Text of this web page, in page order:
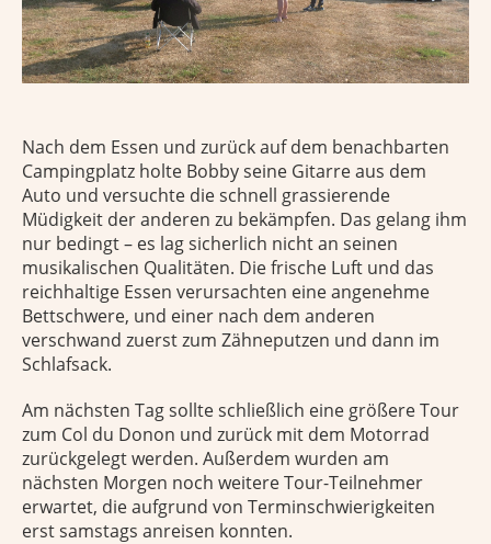
Nach dem Essen und zurück auf dem benachbarten
Campingplatz holte Bobby seine Gitarre aus dem
Auto und versuchte die schnell grassierende
Müdigkeit der anderen zu bekämpfen. Das gelang ihm
nur bedingt – es lag sicherlich nicht an seinen
musikalischen Qualitäten. Die frische Luft und das
reichhaltige Essen verursachten eine angenehme
Bettschwere, und einer nach dem anderen
verschwand zuerst zum Zähneputzen und dann im
Schlafsack.
Am nächsten Tag sollte schließlich eine größere Tour
zum Col du Donon und zurück mit dem Motorrad
zurückgelegt werden. Außerdem wurden am
nächsten Morgen noch weitere Tour-Teilnehmer
erwartet, die aufgrund von Terminschwierigkeiten
erst samstags anreisen konnten.